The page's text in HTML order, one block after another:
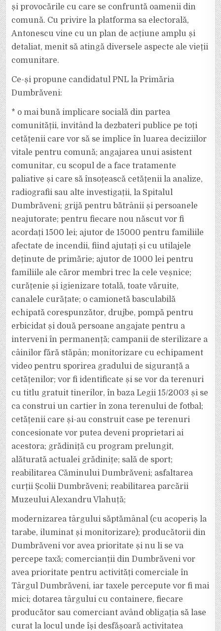
și provocările cu care se confruntă oamenii din
comună. Cu privire la platforma sa electorală,
Antonescu vine cu un plan de acțiune amplu și
detaliat, menit să atingă diversele aspecte ale vieții
comunitare.
Ce-și propune candidatul PNL la Primăria
Dumbrăveni:
* o mai bună implicare socială din partea
comunității, invitând la dezbateri publice pe toți
cetățenii care vor să se implice în luarea deciziilor
vitale pentru comună; angajarea unui asistent
comunitar, cu scopul de a face tratamente
paliative și care să însoțească cetățenii la analize,
radiografii sau alte investigații, la Spitalul
Dumbrăveni; grijă pentru bătrânii și persoanele
neajutorate; pentru fiecare nou născut vor fi
acordați 1500 lei; ajutor de 15000 pentru familiile
afectate de incendii, fiind ajutați și cu utilajele
deținute de primărie; ajutor de 1000 lei pentru
familiile ale căror membri trec la cele veșnice;
curățenie și igienizare totală, toate văruite,
canalele curățate; o camionetă basculabilă
echipată corespunzător, drujbe, pompă pentru
erbicidat și două persoane angajate pentru a
interveni în permanență; campanii de sterilizare a
câinilor fără stăpân; monitorizare cu echipament
video pentru sporirea gradului de siguranță a
cetățenilor; vor fi identificate și se vor da terenuri
cu titlu gratuit tinerilor, în baza Legii 15/2003 și se
ca construi un cartier în zona terenului de fotbal;
cetățenii care și-au construit case pe terenuri
concesionate vor putea deveni proprietari ai
acestora; grădiniță cu program prelungit,
alăturată actualei grădinițe; sală de sport;
reabilitarea Căminului Dumbrăveni; asfaltarea
curții Școlii Dumbrăveni; reabilitarea parcării
Muzeului Alexandru Vlahuță;
modernizarea târgului săptămânal (cu acoperiș la
tarabe, iluminat și monitorizare); producătorii din
Dumbrăveni vor avea prioritate și nu li se va
percepe taxă; comercianții din Dumbrăveni vor
avea prioritate pentru activități comerciale în
Târgul Dumbrăveni, iar taxele percepute vor fi mai
mici; dotarea târgului cu containere, fiecare
producător sau comerciant având obligația să lase
curat la locul unde își desfășoară activitatea